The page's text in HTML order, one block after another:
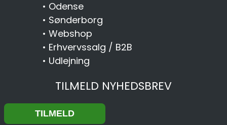
• Odense
• Sønderborg
• Webshop
• Erhvervssalg / B2B
• Udlejning
TILMELD NYHEDSBREV